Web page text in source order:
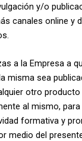
y/o
canales online y
a la Empresa a
misma sea
otro producto
al mismo,
formativa y
medio del